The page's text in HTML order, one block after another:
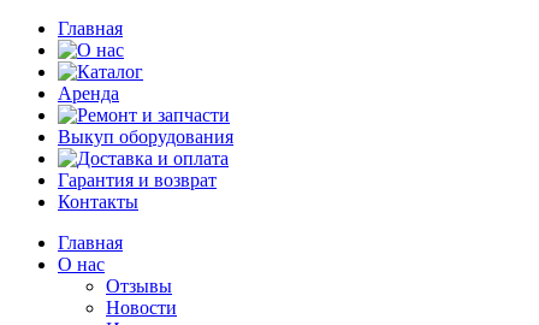
Главная
О нас
Каталог
Аренда
Ремонт и запчасти
Выкуп оборудования
Доставка и оплата
Гарантия и возврат
Контакты
Главная
О нас
Отзывы
Новости